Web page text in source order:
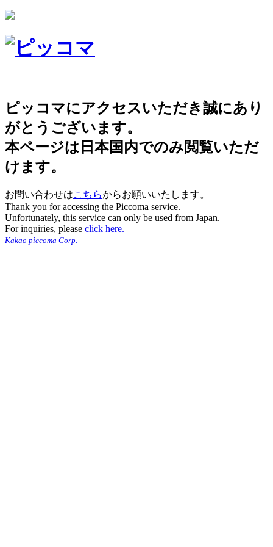
ピッコマにアクセスいただき誠にあり
がとうございます。
本ページは日本国内でのみ閲覧いただ
けます。
お問い合わせはこちらからお願いいたします。
Thank you for accessing the Piccoma service.
Unfortunately, this service can only be used from Japan.
For inquiries, please click here.
Kakao piccoma Corp.